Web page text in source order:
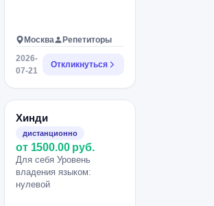
Москва
Репетиторы
2026-
07-21
Откликнуться
Хинди
дистанционно
от 1500.00 руб.
Для себя Уровень
владения языком:
нулевой